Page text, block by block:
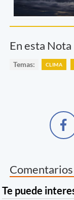
En esta Nota
Temas: CLIMA
Comentarios